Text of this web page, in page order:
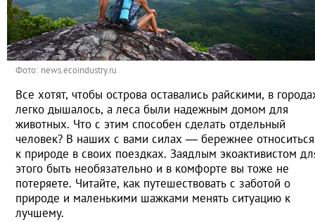
Фото: news.ecoindustry.ru
Все хотят, чтобы острова оставались райскими, в
легко дышалось, а леса были надежным домом для
животных. Что с этим способен сделать отдельный
человек? В наших с вами силах — бережнее относиться
к природе в своих поездках. Заядлым экоактивистом
этого быть необязательно и в комфорте вы тоже не
потеряете. Читайте, как путешествовать с заботой о
природе и маленькими шажками менять ситуацию к
лучшему.